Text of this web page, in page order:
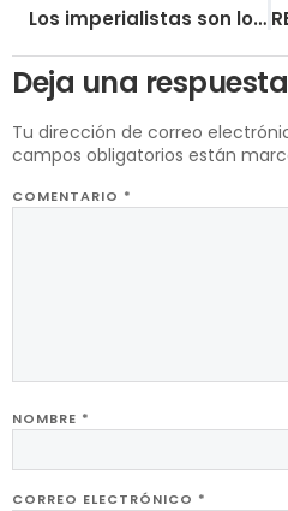
Los imperialistas son los principales responsables del desplazamiento
Deja una respuesta
Tu dirección de correo
campos obligatorios están
COMENTARIO *
NOMBRE *
CORREO ELECTRÓNICO *